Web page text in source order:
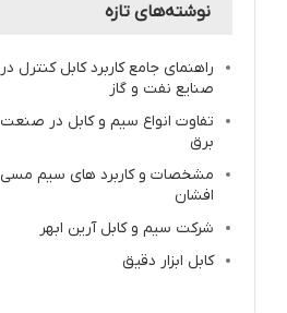
نوشته‌های تازه
راهنمای جامع کاربرد کابل کنترل در
صنایع نفت و گاز
تفاوت انواع سیم و کابل در صنعت
برق
مشخصات و کاربرد های سیم مسی
افشان
شرکت سیم و کابل آرین ابهر
کابل ابزار دقیق